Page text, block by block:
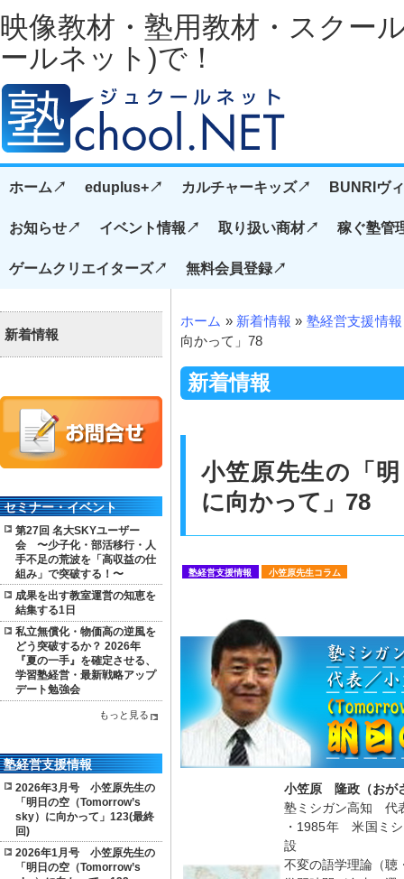
映像教材・塾用教材・スクー
ールネット)で！
ホーム↗️ eduplus+↗️ カルチャーキッズ↗️ BUNRIヴ
お知らせ↗️ イベント情報↗️ 取り扱い商材↗️ 稼ぐ塾管
ゲームクリエイターズ↗️ 無料会員登録↗️
ホーム » 新着情報 » 塾経営支援情報
向かって」78
新着情報
小笠原先生の「
に向かって」78
塾経営支援情報 小笠原先生コラム
小笠原 隆政（おが
塾ミシガン高知 代
・1985年 米国ミ
設
不変の語学理論（聴
新着情報
セミナー・イベント
第27回 名大SKYユーザー
会 〜少子化・部活移行・人
手不足の荒波を「高収益の仕
組み」で突破する！〜
成果を出す教室運営の知恵を
結集する1日
私立無償化・物価高の逆風を
どう突破するか？ 2026年
『夏の一手』を確定させる、
学習塾経営・最新戦略アップ
デート勉強会
もっと見る
塾経営支援情報
2026年3月号 小笠原先生の
「明日の空（Tomorrow’s
sky）に向かって」123(最終
回)
2026年1月号 小笠原先生の
「明日の空（Tomorrow’s